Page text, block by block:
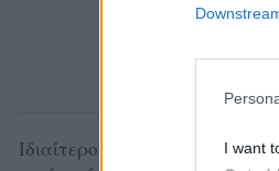
I want
Ιδιαίτερο προβληματισμό